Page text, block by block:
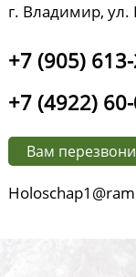
г. Владимир,
+7 (905)
+7 (4922)
Вам